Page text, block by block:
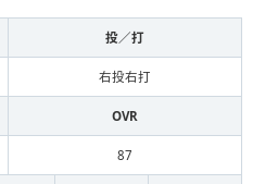
投／打
右投右打
OVR
87